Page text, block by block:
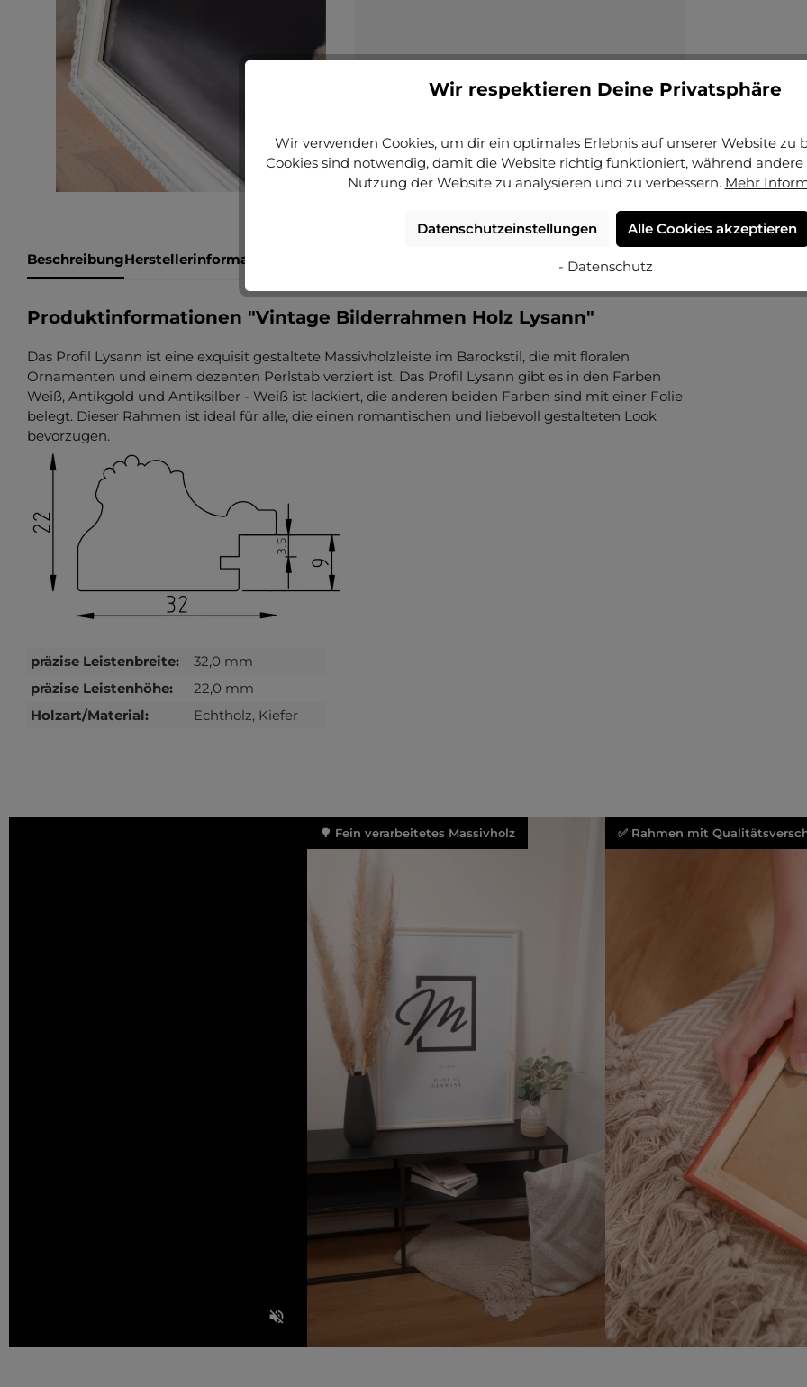
BeschreibungHerstellerinformationen
Produktinformationen "Vintage Bilderrahmen Holz Lysann"
Das Profil Lysann ist eine exquisit gestaltete Massivholzleiste im Barockstil, die mit floralen
Ornamenten und einem dezenten Perlstab verziert ist. Das Profil Lysann gibt es in den Farben
Weiß, Antikgold und Antiksilber - Weiß ist lackiert, die anderen beiden Farben sind mit einer Folie
belegt. Dieser Rahmen ist ideal für alle, die einen romantischen und liebevoll gestalteten Look
bevorzugen.
präzise Leistenbreite:
32,0 mm
präzise Leistenhöhe:
22,0 mm
Holzart/Material:
Echtholz, Kiefer
🌳 Fein verarbeitetes Massivholz ✅ Rahmen mit
Wir respektieren Deine Privatsphäre
Wir verwenden Cookies, um dir ein optimales Erlebnis auf unserer Website zu
Cookies sind notwendig, damit die Website richtig funktioniert, während andere
Nutzung der Website zu analysieren und zu verbessern. Mehr
Datenschutzeinstellungen Alle Cookies akzeptieren
- Datenschutz